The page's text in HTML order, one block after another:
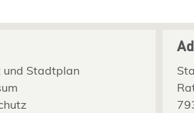
Stadtplan